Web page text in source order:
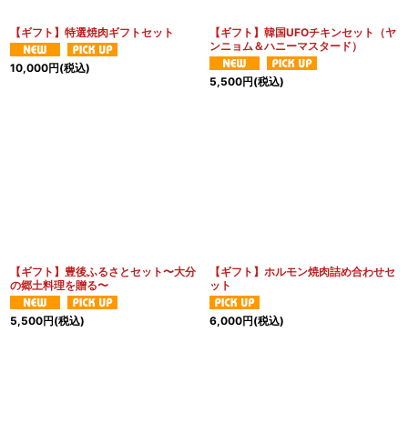
【ギフト】特選焼肉ギフトセット
10,000円(税込)
【ギフト】韓国UFOチキンセット（ヤ
ンニョム＆ハニーマスタード）
5,500円(税込)
【ギフト】豊後ふるさとセット〜大分
の郷土料理を贈る〜
5,500円(税込)
【ギフト】ホルモン焼肉詰め合わせセ
ット
6,000円(税込)